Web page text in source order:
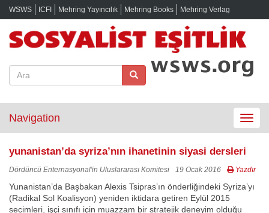
WSWS ICFI Mehring Yayıncılık Mehring Books Mehring Verlag
Toggle
Navigation
yunanistan’da syriza’nın ihanetinin siyasi dersleri
Dördüncü Enternasyonal'in Uluslararası Komitesi 19 Ocak 2016 Yazdır
Yunanistan’da Başbakan Alexis Tsipras’ın önderliğindeki Syriza’yı
(Radikal Sol Koalisyon) yeniden iktidara getiren Eylül 2015
seçimleri, işçi sınıfı için muazzam bir stratejik deneyim olduğu